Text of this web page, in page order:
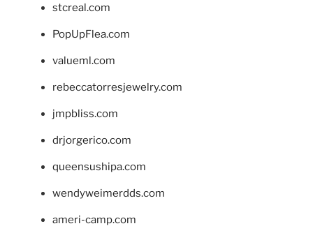
stcreal.com
PopUpFlea.com
valueml.com
rebeccatorresjewelry.com
jmpbliss.com
drjorgerico.com
queensushipa.com
wendyweimerdds.com
ameri-camp.com